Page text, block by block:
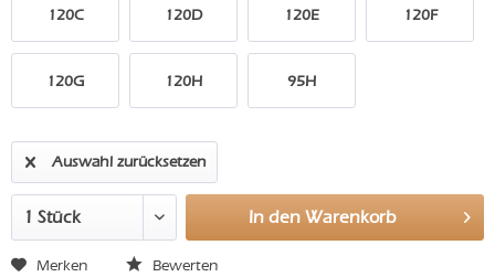
120C 120D 120E 120F
120G 120H 95H
Auswahl zurücksetzen
In den Warenkorb
Merken Bewerten